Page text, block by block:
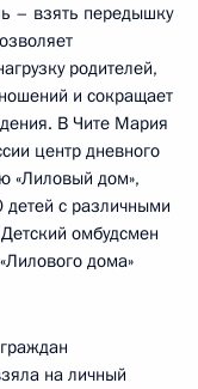
– взять передышку
родителей,
и сокращает
В Чите Мария
центр дневного
«Лиловый дом»,
с различными
омбудсмен
дома»
на личный